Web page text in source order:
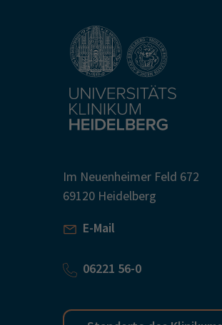
Im Neuenheimer Feld 672
69120 Heidelberg
E-Mail
06221 56-0